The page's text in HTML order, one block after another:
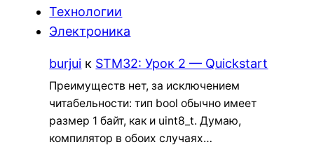
Технологии
Электроника
burjui к STM32: Урок 2 — Quickstart
Преимуществ нет, за исключением
читабельности: тип bool обычно имеет
размер 1 байт, как и uint8_t. Думаю,
компилятор в обоих случаях…